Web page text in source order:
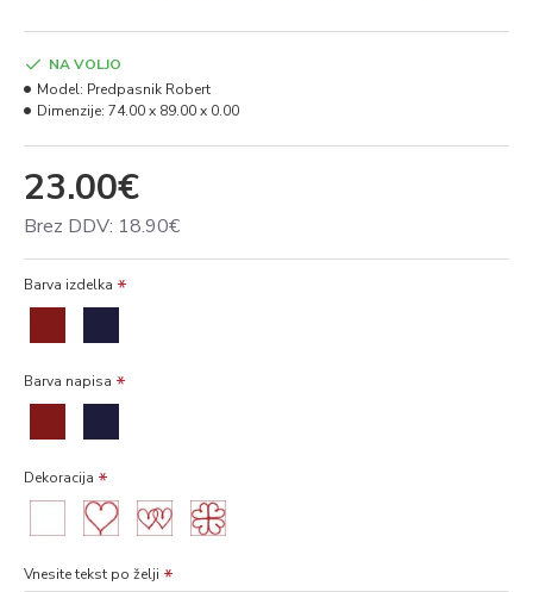
23.00€
Brez DDV: 18.90€
NA VOLJO
Model: Predpasnik Robert
Dimenzije: 74.00 x 89.00 x 0.00
Barva izdelka
Barva napisa
Dekoracija
Vnesite tekst po želji